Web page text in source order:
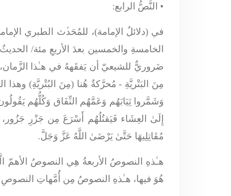
• النَّصُّ الرابع:
في (دلائلُ الإمامة)، للمُحَدﱢث الطبري
الخامسةِ والخمسين بعدَ الأربعِ مئة/ الحديثُ
ضَروريٌّ للشيعيّ أن يَفقَههُ في هـٰذا
مِنَ البَتْريَّةِ - مُحرَّكةٌ هُنا (مِنَ البُتْريَّةِ)
وَشَمَّروا ثِيَابَهُم وَعَمَّهُم النِّفَاق وَكُلُّهُم
إِلَىٰ العِشَاء فَيَقتُلُهُم أَسْرَعَ مِن جَزْرِ
مُقَاتِلِيهَا حَتَّىٰ يَرْضَىٰ اللَّهُ عَزَّ وَجَلَّ.
هـٰذهِ النصوصُ الأربعةُ هِي النصوصُ الأهمّ
هُوَ فيها، هـٰذهِ النصوصُ مِن أُمَّهاتِ النصوصِ